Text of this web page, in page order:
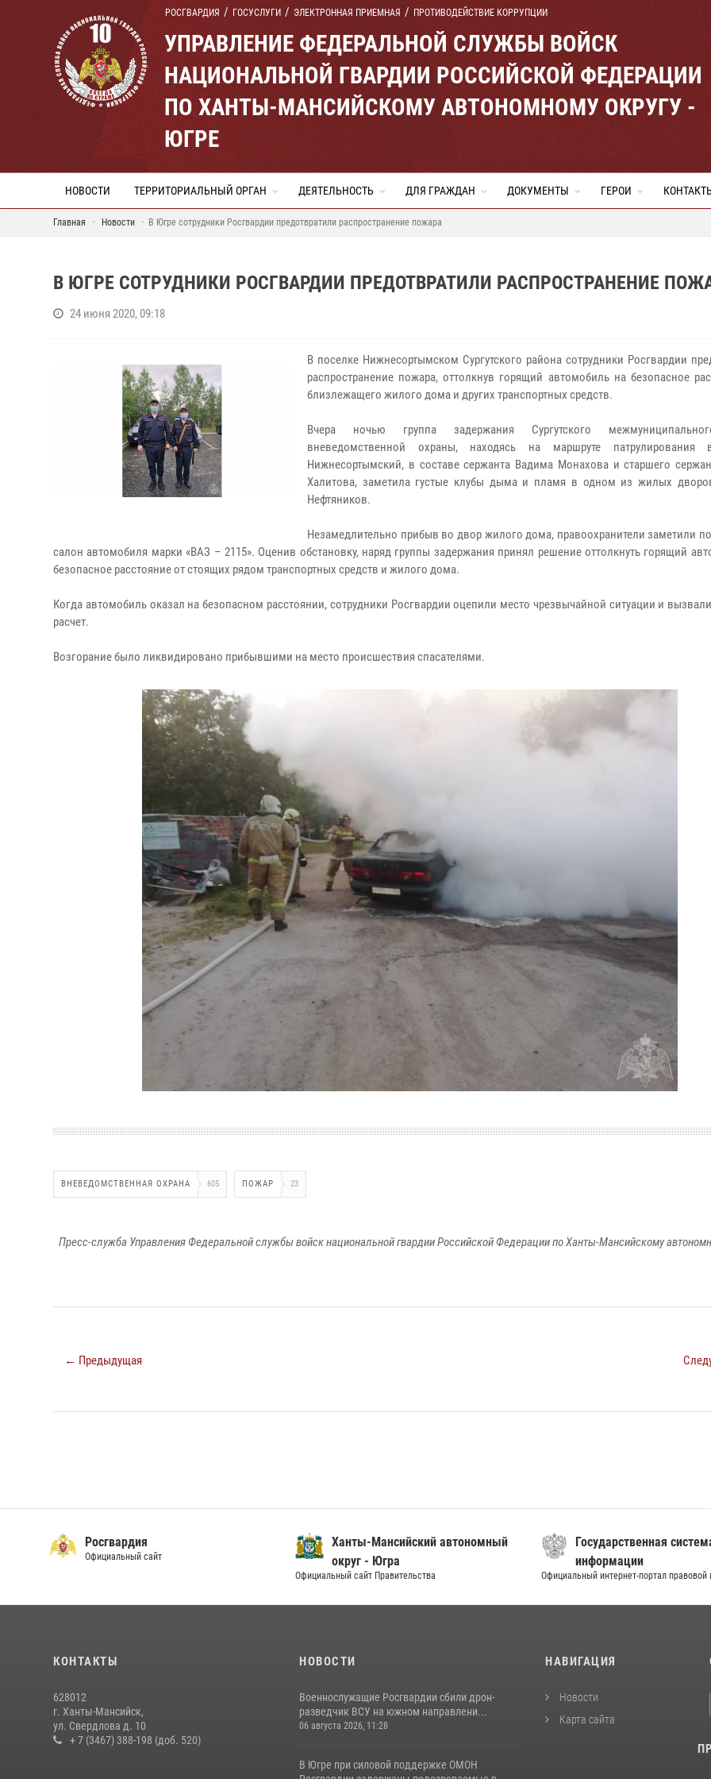
РОСГВАРДИЯ ГОСУСЛУГИ ЭЛЕКТРОННАЯ ПРИЕМНАЯ ПРОТИВОДЕЙСТВИЕ КОРРУПЦИИ
УПРАВЛЕНИЕ ФЕДЕРАЛЬНОЙ СЛУЖБЫ ВОЙСК
НАЦИОНАЛЬНОЙ ГВАРДИИ РОССИЙСКОЙ ФЕДЕРАЦИИ
ПО ХАНТЫ-МАНСИЙСКОМУ АВТОНОМНОМУ ОКРУГУ -
ЮГРЕ
НОВОСТИ ТЕРРИТОРИАЛЬНЫЙ ОРГАН ДЕЯТЕЛЬНОСТЬ ДЛЯ ГРАЖДАН ДОКУМЕНТЫ ГЕРОИ
Главная Новости В Югре сотрудники Росгвардии предотвратили распространение пожара
В ЮГРЕ СОТРУДНИКИ РОСГВАРДИИ ПРЕДОТВРАТИЛИ РАСПРОСТРАНЕНИЕ
24 июня 2020, 09:18
В поселке Нижнесортымском Сургутского района сотрудники Росгвардии
распространение пожара, оттолкнув горящий автомобиль на безопасное
близлежащего жилого дома и других транспортных средств.
Вчера ночью группа задержания Сургутского
вневедомственной охраны, находясь на маршруте патрулирования
Нижнесортымский, в составе сержанта Вадима Монахова и старшего
Халитова, заметила густые клубы дыма и пламя в одном из жилых
Нефтяников.
Незамедлительно прибыв во двор жилого дома, правоохранители заметили
салон автомобиля марки «ВАЗ – 2115». Оценив обстановку, наряд группы задержания принял решение оттолкнуть горящий
безопасное расстояние от стоящих рядом транспортных средств и жилого дома.
Когда автомобиль оказал на безопасном расстоянии, сотрудники Росгвардии оцепили место чрезвычайной ситуации и
расчет.
Возгорание было ликвидировано прибывшими на место происшествия спасателями.
ВНЕВЕДОМСТВЕННАЯ ОХРАНА 605 ПОЖАР 23
Пресс-служба Управления Федеральной службы войск национальной гвардии Российской Федерации по Ханты-Мансийскому
← Предыдущая
Росгвардия
Официальный сайт
Ханты-Мансийский автономный
округ - Югра
Официальный сайт Правительства
Государственная
информации
Официальный интернет-портал
КОНТАКТЫ
628012
г. Ханты-Мансийск,
ул. Свердлова д. 10
+ 7 (3467) 388-198 (доб. 520)
НОВОСТИ
Военнослужащие Росгвардии сбили дрон-
разведчик ВСУ на южном направлени...
06 августа 2026, 11:28
В Югре при силовой поддержке ОМОН
НАВИГАЦИЯ
Новости
Карта сайта